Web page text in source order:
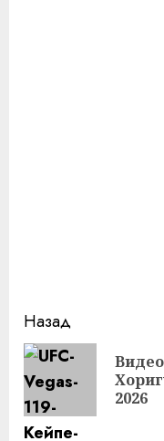
Продолжить
чтение
Назад
2026